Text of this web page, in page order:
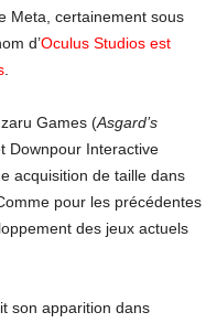
Meta, certainement sous
d’Oculus Studios est
Games (Asgard’s
Downpour Interactive
acquisition de taille dans
pour les précédentes
des jeux actuels
son apparition dans